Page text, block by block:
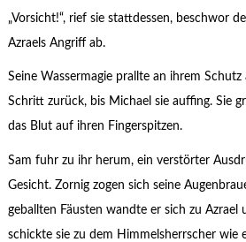
„Vorsicht!“, rief sie stattdessen, beschwor
Azraels Angriff ab.
Seine Wassermagie prallte an ihrem Schutz
Schritt zurück, bis Michael sie auffing. Sie
das Blut auf ihren Fingerspitzen.
Sam fuhr zu ihr herum, ein verstörter
Gesicht. Zornig zogen sich seine
geballten Fäusten wandte er sich zu Azrael
schickte sie zu dem Himmelsherrscher wie